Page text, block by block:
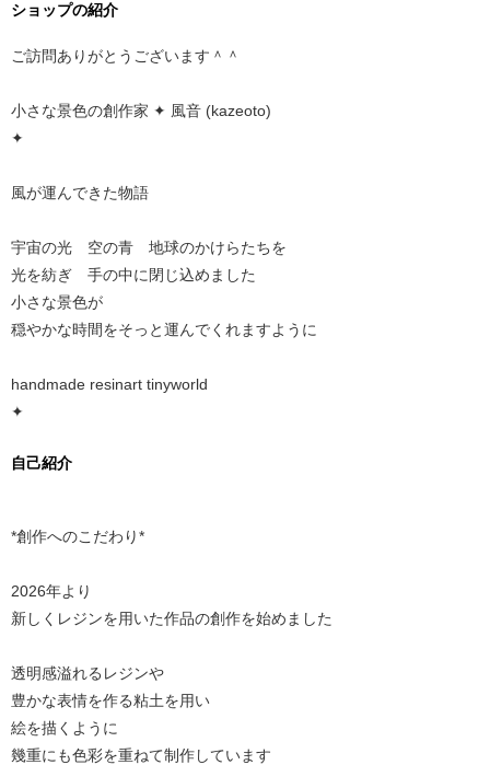
ショップの紹介
ご訪問ありがとうございます＾＾
小さな景色の創作家 ✦ 風音 (kazeoto)
✦
風が運んできた物語
宇宙の光 空の青 地球のかけらたちを
光を紡ぎ 手の中に閉じ込めました
小さな景色が
穏やかな時間をそっと運んでくれますように
handmade resinart tinyworld
✦
自己紹介
*創作へのこだわり*
2026年より
新しくレジンを用いた作品の創作を始めました
透明感溢れるレジンや
豊かな表情を作る粘土を用い
絵を描くように
幾重にも色彩を重ねて制作しています